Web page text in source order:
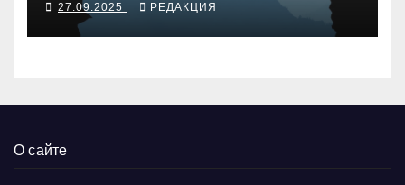
27.09.2025 РЕДАКЦИЯ
О сайте